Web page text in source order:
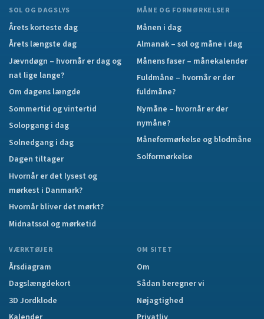
SOL OG DAGSLYS
Årets korteste dag
Årets længste dag
Jævndøgn – hvornår er dag og
nat lige lange?
Om dagens længde
Sommertid og vintertid
Solopgang i dag
Solnedgang i dag
Dagen tiltager
Hvornår er det lysest og
mørkest i Danmark?
Hvornår bliver det mørkt?
Midnatssol og mørketid
MÅNE OG FORMØRKELSER
Månen i dag
Almanak – sol og måne i dag
Månens faser – månekalender
Fuldmåne – hvornår er der
fuldmåne?
Nymåne – hvornår er der
nymåne?
Måneformørkelse og blodmåne
Solformørkelse
VÆRKTØJER
Årsdiagram
Dagslængdekort
3D Jordklode
OM SITET
Om
Sådan beregner vi
Nøjagtighed